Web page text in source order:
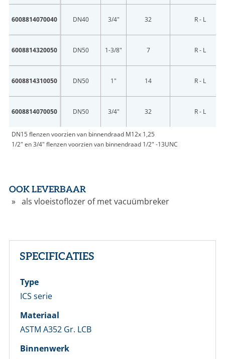
6008814070040 DN40 3/4" 32 R - L
6008814320050 DN50 1-3/8" 7 R - L
6008814310050 DN50 1" 14 R - L
6008814070050 DN50 3/4" 32 R - L
DN15 flenzen voorzien van binnendraad M12x 1,25
1/2" en 3/4" flenzen voorzien van binnendraad 1/2" -13UNC
OOK LEVERBAAR
als vloeistoflozer of met vacuümbreker
SPECIFICATIES
Type
ICS serie
Materiaal
ASTM A352 Gr. LCB
Binnenwerk
Wachtwoord *